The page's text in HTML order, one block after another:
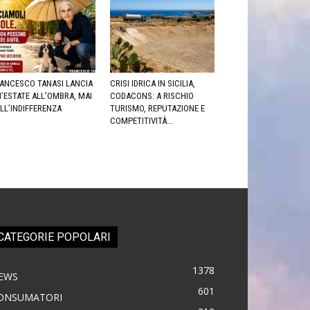
TANASI LANCIA
ALL’OMBRA, MAI
CRISI IDRICA IN SICILIA,
CODACONS: A RISCHIO
TURISMO, REPUTAZIONE E
COMPETITIVITÀ...
POPOLARI
1378
601